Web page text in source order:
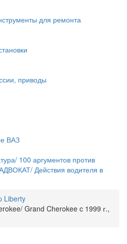
для ремонта
приводы
ВАЗ
100 аргументов против
Действия водителя в
Liberty
Grand Cherokee c 1999 г.,